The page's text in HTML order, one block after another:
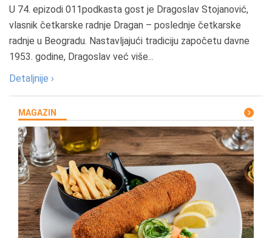
U 74. epizodi 011podkasta gost je Dragoslav Stojanović,
vlasnik četkarske radnje Dragan – poslednje četkarske
radnje u Beogradu. Nastavljajući tradiciju započetu davne
1953. godine, Dragoslav već više...
Detaljnije ›
MAGAZIN